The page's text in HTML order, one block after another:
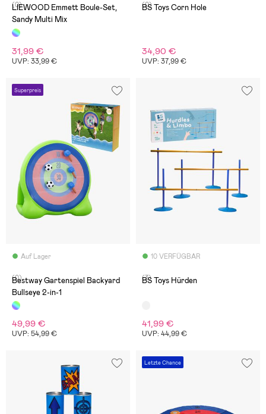
(0)
LIEWOOD Emmett Boule-Set,
Sandy Multi Mix
31,99 €
UVP: 33,99 €
(0)
BS Toys Corn Hole
34,90 €
UVP: 37,99 €
Superpreis
Auf Lager
(0)
Bestway Gartenspiel Backyard
Bullseye 2-in-1
49,99 €
UVP: 54,99 €
10 VERFÜGBAR
(3)
BS Toys Hürden
41,99 €
UVP: 44,99 €
Letzte Chance